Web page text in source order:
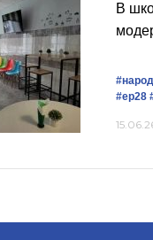
В
#ер28